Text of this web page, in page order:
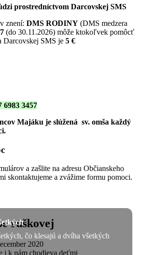
prostredníctvom Darcovskej SMS
znení: DMS RODINY (DMS medzera
(do 30.11.2026) môže ktokoľvek pomôcť
Darcovskej SMS je 5 €
6983 3457
Majáku je slúžená sv. omša každý
a zašlite na adresu Občianskeho
skontaktujeme a zvážime formu pomoci.
čo klesajú a dvíha všetkých
rúškovej
2020
i k nám chodieva deťmi